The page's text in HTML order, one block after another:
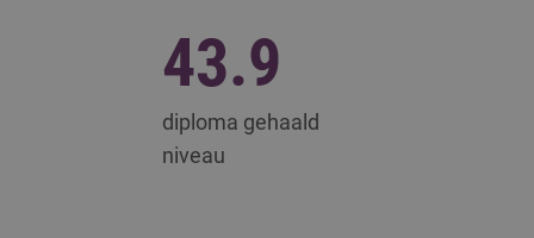
43.9
diploma gehaald
niveau